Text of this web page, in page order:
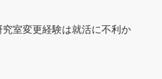
室変更経験は就活に不利か